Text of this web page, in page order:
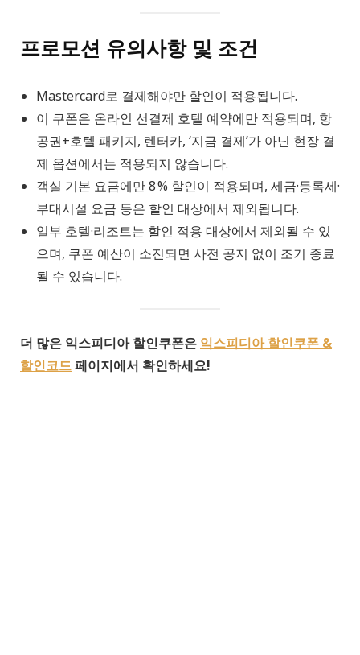
프로모션 유의사항 및 조건
Mastercard로 결제해야만 할인이 적용됩니다.
이 쿠폰은 온라인 선결제 호텔 예약에만 적용되며, 항
공권+호텔 패키지, 렌터카, ‘지금 결제’가 아닌 현장 결
제 옵션에서는 적용되지 않습니다.
객실 기본 요금에만 8 % 할인이 적용되며, 세금·등록세·
부대시설 요금 등은 할인 대상에서 제외됩니다.
일부 호텔·리조트는 할인 적용 대상에서 제외될 수 있
으며, 쿠폰 예산이 소진되면 사전 공지 없이 조기 종료
될 수 있습니다.
더 많은 익스피디아 할인쿠폰은 익스피디아 할인쿠폰 &
할인코드페이지에서 확인하세요!